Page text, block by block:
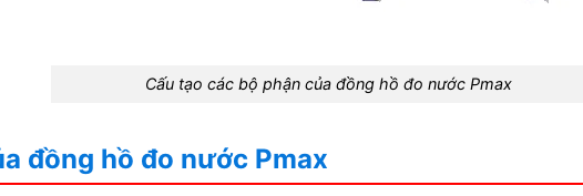
Cấu tạo các bộ phận của đồng hồ đo nước Pmax
đồng hồ đo nước Pmax